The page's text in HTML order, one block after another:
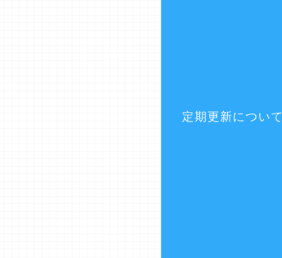
定期更新について